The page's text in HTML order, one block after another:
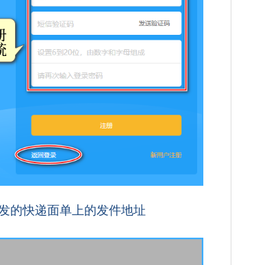
的快递面单上的发件地址